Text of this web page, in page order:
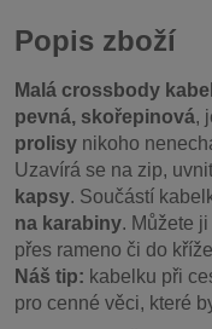
Popis zboží
Malá crossbody
pevná, skořepinová,
prolisy nikoho
Uzavírá se na zip,
kapsy. Součástí
na karabiny. Můžete
přes rameno či do
Náš tip: kabelku při
pro cenné věci, které